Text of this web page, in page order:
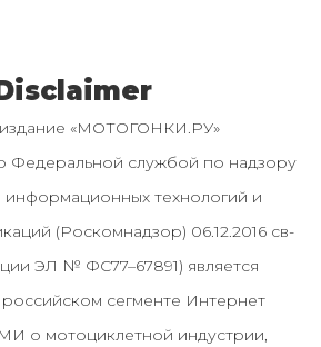
«МОТОГОНКИ.РУ»
Федеральной службой по надзору
информационных технологий и
(Роскомнадзор) 06.12.2016 св-
ЭЛ № ФС77–67891) является
сегменте Интернет
о мотоциклетной индустрии,